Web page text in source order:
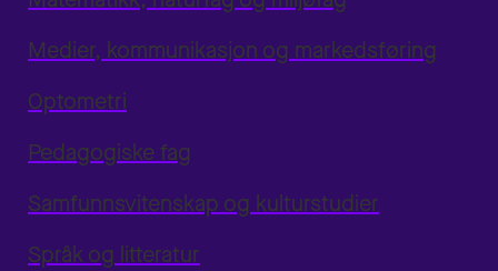
Medier, kommunikasjon og markedsføring
Optometri
Pedagogiske fag
Samfunnsvitenskap og kulturstudier
Språk og litteratur